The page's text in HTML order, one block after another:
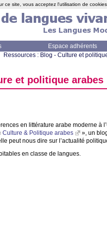
Espace adhérents
Ressources : Blog - Culture et
et politique arabes
en littérature arabe moderne à
Culture & Politique arabes
», un
peut nous dire sur l’actualité
en classe de langues.
ce site, vous acceptez l'utilisation de